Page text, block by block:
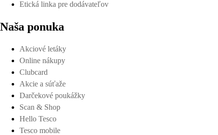
Etická linka pre dodávateľov
Naša ponuka
Akciové letáky
Online nákupy
Clubcard
Akcie a súťaže
Darčekové poukážky
Scan & Shop
Hello Tesco
Tesco mobile